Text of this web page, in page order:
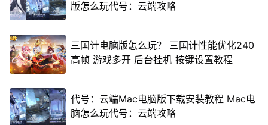
版怎么玩代号：云端攻略
三国计电脑版怎么玩？ 三国计性能优化240
高帧 游戏多开 后台挂机 按键设置教程
代号：云端Mac电脑版下载安装教程 Mac电
脑怎么玩代号：云端攻略